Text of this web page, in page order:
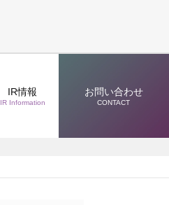
IR情報
IR Information
お問い合わせ
CONTACT